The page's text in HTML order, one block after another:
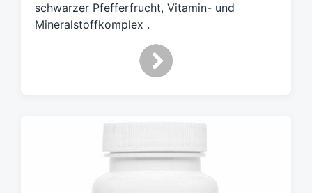
schwarzer Pfefferfrucht, Vitamin- und
Mineralstoffkomplex .